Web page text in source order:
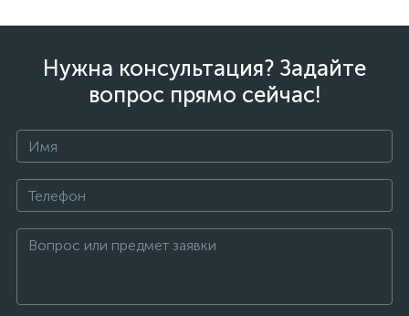
Нужна консультация? Задайте
вопрос прямо сейчас!